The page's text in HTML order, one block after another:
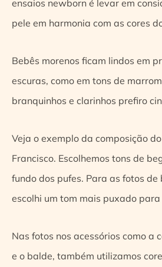
ensaios newborn é levar em
pele em harmonia com as cores
Bebês morenos ficam lindos em
escuras, como em tons de
branquinhos e clarinhos prefiro
Veja o exemplo da composição
Francisco. Escolhemos tons de
fundo dos pufes. Para as fotos
escolhi um tom mais puxado
Nas fotos nos acessórios como a
e o balde, também utilizamos